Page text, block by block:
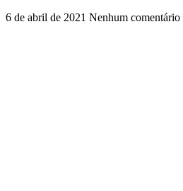
6 de abril de 2021 Nenhum comentário